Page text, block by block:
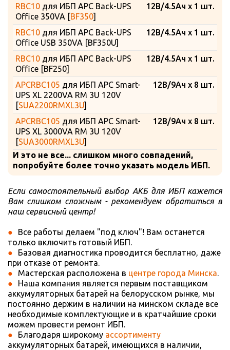
12В/4.5Ач x 1 шт.
RBC10 для ИБП APC Back-UPS
Office 350VA [BF350]
12В/4.5Ач x 1 шт.
RBC10 для ИБП APC Back-UPS
Office USB 350VA [BF350U]
12В/4.5Ач x 1 шт.
RBC10 для ИБП APC Back-UPS
Office [BF250]
12В/9Ач x 8 шт.
APCRBC105 для ИБП APC Smart-
UPS XL 2200VA RM 3U 120V
[SUA2200RMXL3U]
12В/9Ач x 8 шт.
APCRBC105 для ИБП APC Smart-
UPS XL 3000VA RM 3U 120V
[SUA3000RMXL3U]
И это не все... слишком много совпадений,
попробуйте более точно указать модель ИБП.
Если самостоятельный выбор АКБ для ИБП кажется
Вам слишком сложным - рекомендуем обратиться в
наш сервисный центр!
Все работы делаем "под ключ"! Вам останется
только включить готовый ИБП.
Базовая диагностика проводится бесплатно, даже
при отказе от ремонта.
Мастерская расположена в центре города Минска.
Наша компания является первым поставщиком
аккумуляторных батарей на белорусском рынке, мы
постоянно держим в наличии на минском складе все
необходимые комплектующие и в кратчайшие сроки
можем провести ремонт ИБП.
Благодаря широкому ассортименту
аккумуляторных батарей, имеющихся в наличии,